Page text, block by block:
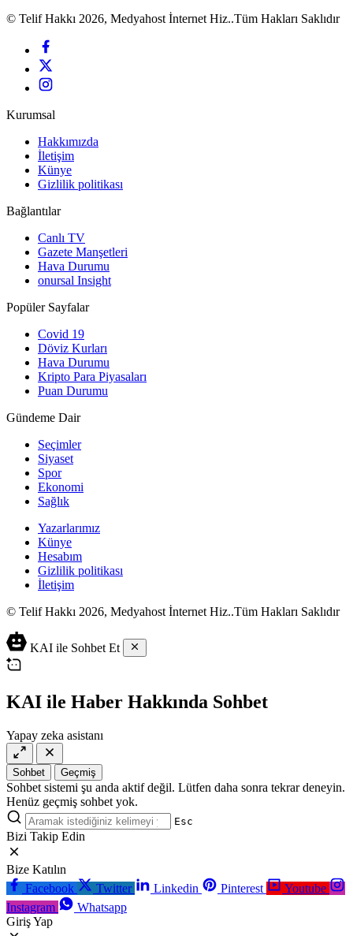
© Telif Hakkı 2026, Medyahost İnternet Hiz..Tüm Hakları Saklıdır
Kurumsal
Hakkımızda
İletişim
Künye
Gizlilik politikası
Bağlantılar
Canlı TV
Gazete Manşetleri
Hava Durumu
onursal Insight
Popüler Sayfalar
Covid 19
Döviz Kurları
Hava Durumu
Kripto Para Piyasaları
Puan Durumu
Gündeme Dair
Seçimler
Siyaset
Spor
Ekonomi
Sağlık
Yazarlarımız
Künye
Hesabım
Gizlilik politikası
İletişim
© Telif Hakkı 2026, Medyahost İnternet Hiz..Tüm Hakları Saklıdır
casino
siteleri
casino
2023
lordcasino
canlı
casino
siteleri
iyi
casino
vdcasino
vdcasino
giriş
vdcasino
resmi
ev
yapımı
salça
KAI ile Sohbet Et
KAI ile Haber Hakkında Sohbet
Yapay zeka asistanı
Sohbet Geçmiş
Sohbet sistemi şu anda aktif değil. Lütfen daha sonra tekrar deneyin.
Henüz geçmiş sohbet yok.
Esc
Bizi Takip Edin
Bize Katılın
Facebook
Twitter Linkedin Pinterest
Youtube
Instagram
Whatsapp
Giriş Yap